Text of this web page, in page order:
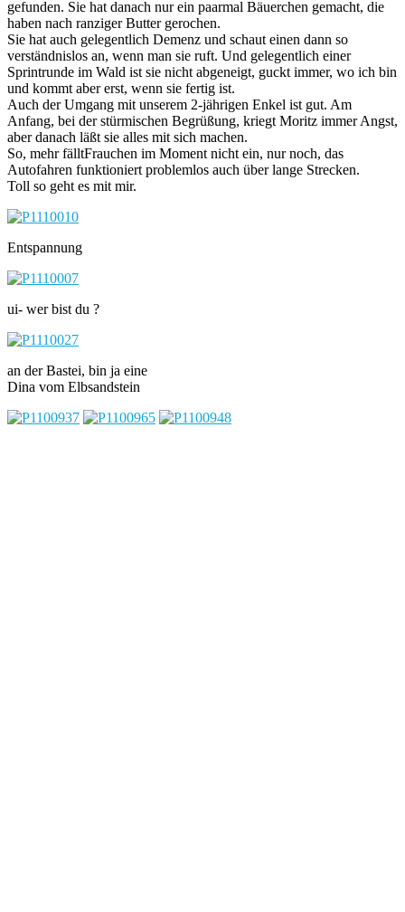
gefunden. Sie hat danach nur ein paarmal Bäuerchen gemacht, die
haben nach ranziger Butter gerochen.
Sie hat auch gelegentlich Demenz und schaut einen dann so
verständnislos an, wenn man sie ruft. Und gelegentlich einer
Sprintrunde im Wald ist sie nicht abgeneigt, guckt immer, wo ich bin
und kommt aber erst, wenn sie fertig ist.
Auch der Umgang mit unserem 2-jährigen Enkel ist gut. Am
Anfang, bei der stürmischen Begrüßung, kriegt Moritz immer Angst,
aber danach läßt sie alles mit sich machen.
So, mehr fälltFrauchen im Moment nicht ein, nur noch, das
Autofahren funktioniert problemlos auch über lange Strecken.
Toll so geht es mit mir.
Entspannung
ui- wer bist du ?
an der Bastei, bin ja eine
Dina vom Elbsandstein